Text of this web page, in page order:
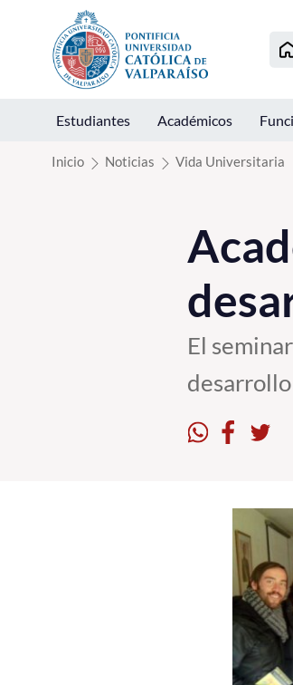
Click acá para ir directamente al contenido
Estudiantes Académicos
Inicio Noticias Vida Universitaria
El